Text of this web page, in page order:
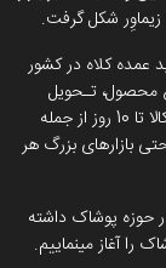
شکل گرفت.
عمده کلاه در کشور
محصول، تـحویل
فـوری و رایـگان درب منزل یا محل کار، امکان مرجوعی کالا تا 10 روز از جمله
بازارهای بزرگ هر
بیش از 43 سال فعالیت در حوزه پوشاک داشته
را آغاز مینماییم.